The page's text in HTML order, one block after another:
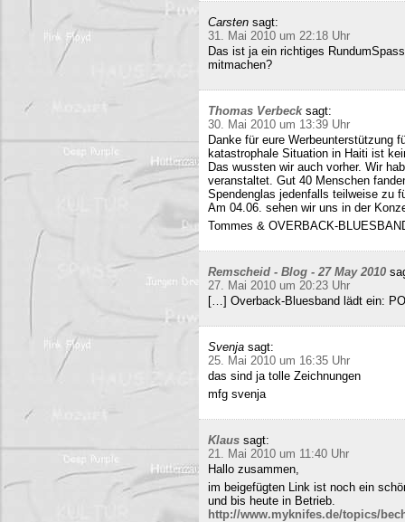
Carsten sagt:
31. Mai 2010 um 22:18 Uhr
Das ist ja ein richtiges
mitmachen?
Thomas Verbeck sagt:
30. Mai 2010 um 13:39 Uhr
Danke für eure Werbeunterstützung
katastrophale Situation in Haiti ist
Das wussten wir auch vorher. Wir
veranstaltet. Gut 40 Menschen
Spendenglas jedenfalls teilweise zu
Am 04.06. sehen wir uns in der
Tommes & OVERBACK-
Remscheid - Blog - 27 May 2010
27. Mai 2010 um 20:23 Uhr
[…] Overback-Bluesband lädt ein:
Svenja sagt:
25. Mai 2010 um 16:35 Uhr
das sind ja tolle Zeichnungen
mfg svenja
Klaus sagt:
21. Mai 2010 um 11:40 Uhr
Hallo zusammen,
im beigefügten Link ist noch ein
und bis heute in Betrieb.
http://www.myknifes.de/topics/